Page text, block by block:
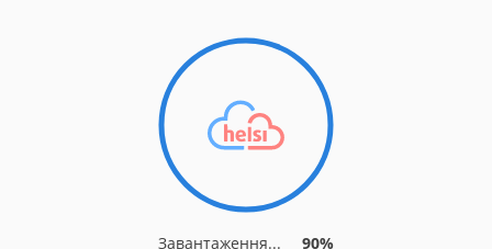
Завантаження... 90%